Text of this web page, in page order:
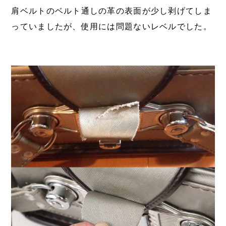
肩ベルトのベルト通しの革の表面が少し剥げてしま
っていましたが、使用には問題ないレベルでした。